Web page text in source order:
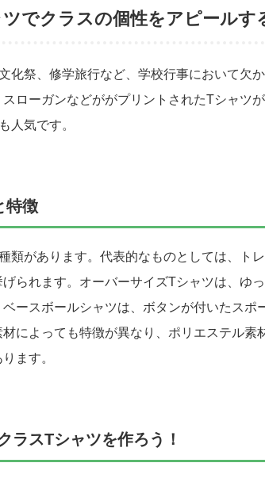
でクラスの個性をアピールす
化祭、修学旅行など、学校行事において欠
ローガンなどががプリントされたTシャツ
人気です。
特徴
類があります。代表的なものとしては、トレ
げられます。オーバーサイズTシャツは、ゆ
ースボールシャツは、ボタンが付いたスポ
によっても特徴が異なり、ポリエステル素
ます。
ラスTシャツを作ろう！